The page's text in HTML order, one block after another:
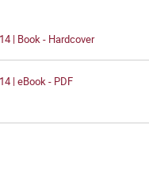
| Book - Hardcover
| eBook - PDF